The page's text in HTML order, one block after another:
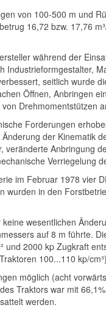
von 100-500 m und
16,72 bzw. 17,76
während der
Industrieformgestalter,
seitlich wurde
Öffnen, Anbringen
Drehmomentstützen
Forderungen
der Kinematik
Anbringung
Verriegelung
im Februar 1978 vier
in den
wesentlichen
auf 8 m führte.
und 2000 kp Zugkraft
100...110 kp/
möglich (acht
Traktors war mit
werden.